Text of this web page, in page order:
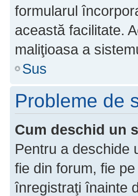
formularul
această facilitate.
maliţioasa a
Sus
Probleme de
Cum deschid un
Pentru a deschide
fie din forum, fie
înregistraţi înainte